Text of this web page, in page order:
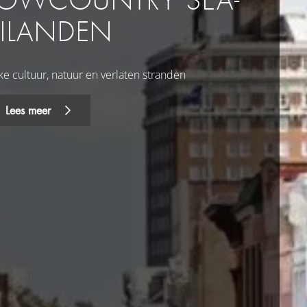
cultuur, natuur en verlaten stranden
Lees meer